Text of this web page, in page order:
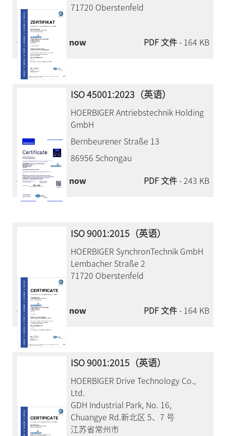
71720 Oberstenfeld
Download now PDF 文件- 164 KB
ISO 45001:2023（英语）
HOERBIGER Antriebstechnik Holding
GmbH
Bernbeurener Straße 13
86956 Schongau
Download now
PDF 文件- 243 KB
ISO 9001:2015（英语）
HOERBIGER SynchronTechnik GmbH
Lembacher Straße 2
71720 Oberstenfeld
Download now PDF 文件- 164 KB
ISO 9001:2015（英语）
HOERBIGER Drive Technology Co.,
Ltd.
GDH Industrial Park, No. 16,
Chuangye Rd.新北区 5、7 号
江苏省常州市